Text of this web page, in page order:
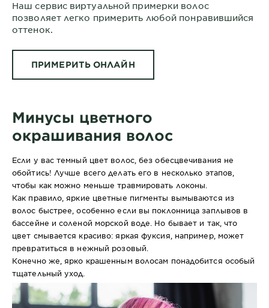
Наш сервис виртуальной примерки волос
позволяет легко примерить любой понравившийся
оттенок.
ПРИМЕРИТЬ ОНЛАЙН
Минусы цветного
окрашивания волос
Если у вас темный цвет волос, без обесцвечивания не
обойтись! Лучше всего делать его в несколько этапов,
чтобы как можно меньше травмировать локоны.
Как правило, яркие цветные пигменты вымываются из
волос быстрее, особенно если вы поклонница заплывов в
бассейне и соленой морской воде. Но бывает и так, что
цвет смывается красиво: яркая фуксия, например, может
превратиться в нежный розовый.
Конечно же, ярко крашенным волосам понадобится особый
тщательный уход.